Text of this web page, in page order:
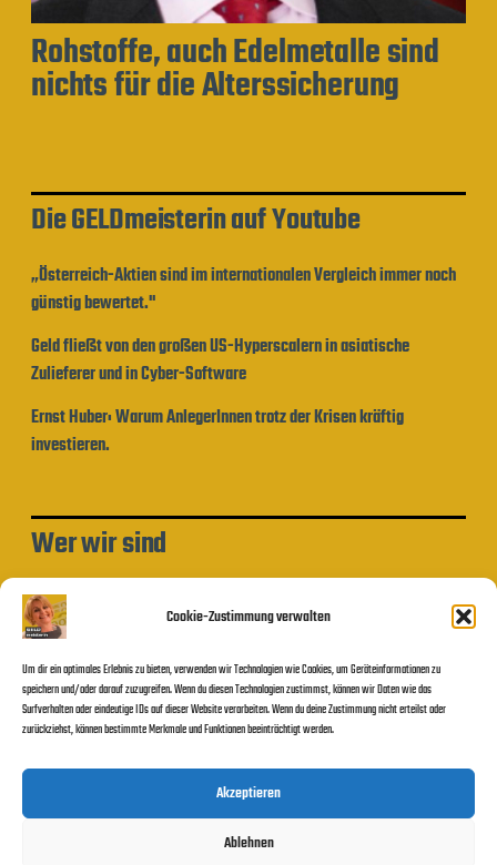
Cookie-Zustimmung verwalten
Um dir ein optimales Erlebnis zu bieten, verwenden wir Technologien wie Cookies, um Geräteinformationen zu
speichern und/oder darauf zuzugreifen. Wenn du diesen Technologien zustimmst, können wir Daten wie das
Surfverhalten oder eindeutige IDs auf dieser Website verarbeiten. Wenn du deine Zustimmung nicht erteilst oder
zurückziehst, können bestimmte Merkmale und Funktionen beeinträchtigt werden.
Akzeptieren
Ablehnen
Rohstoffe, auch Edelmetalle sind
nichts für die Alterssicherung
Die GELDmeisterin auf Youtube
„Österreich-Aktien sind im internationalen Vergleich immer noch
günstig bewertet."
Geld fließt von den großen US-Hyperscalern in asiatische
Zulieferer und in Cyber-Software
Ernst Huber: Warum AnlegerInnen trotz der Krisen kräftig
investieren.
Wer wir sind
Impressum und Datenschutzerklärung
Beitragssuche
Suchen